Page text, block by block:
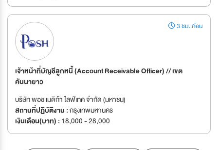
3 ชม. ก่อน
เจ้าหน้าที่บัญชีลูกหนี้ (Account Receivable Officer) // เขต
คันนายาว
บริษัท พอช เมดิก้า ไลฟ์เทค จำกัด (มหาชน)
สถานที่ปฏิบัติงาน :กรุงเทพมหานคร
เงินเดือน(บาท) : 18,000 - 28,000